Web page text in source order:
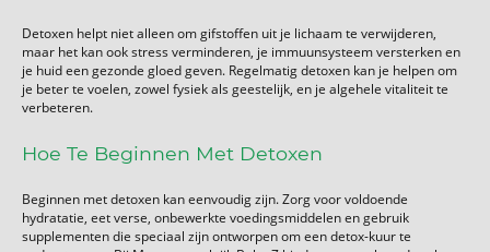
Detoxen helpt niet alleen om gifstoffen uit je lichaam te verwijderen,
maar het kan ook stress verminderen, je immuunsysteem versterken en
je huid een gezonde gloed geven. Regelmatig detoxen kan je helpen om
je beter te voelen, zowel fysiek als geestelijk, en je algehele vitaliteit te
verbeteren.
Hoe Te Beginnen Met Detoxen
Beginnen met detoxen kan eenvoudig zijn. Zorg voor voldoende
hydratatie, eet verse, onbewerkte voedingsmiddelen en gebruik
supplementen die speciaal zijn ontworpen om een detox-kuur te